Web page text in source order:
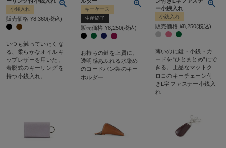
小銭入れ
販売価格 ¥8,360 税込
いつも触っていたくな
る、柔らかなオイルキ
ップレザーを用いた、
着脱式のキーリングを
持つ小銭入れ。
キーケース
生産終了
販売価格 ¥8,250 税込
お持ちの鍵を上質に。
透明感あふれる水染め
のコードバン製のキー
ホルダー
ー小銭入れ
小銭入れ
販売価格 ¥8,250 税込
薄いのに鍵・小銭・カ
ードを“ひとまとめ”にで
きる。上品なマットク
ロコのキーチェーン付
きL字ファスナー小銭入
れ